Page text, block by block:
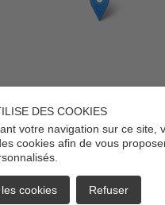
DES COOKIES
votre navigation sur ce site,
cookies afin de vous
cookies Refuser